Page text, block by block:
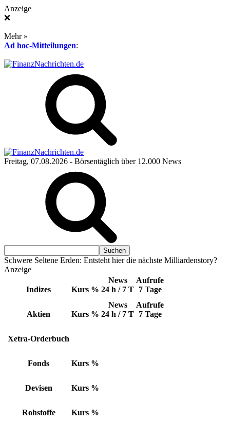
Anzeige
❌
Mehr »
Ad hoc-Mitteilungen:
Freitag, 07.08.2026 - Börsentäglich über 12.000 News
Schwere Seltene Erden: Entsteht hier die nächste Milliardenstory?
Anzeige
Indizes Kurs %
News
24 h / 7 T
Aufrufe
7 Tage
Aktien Kurs %
News
24 h / 7 T
Aufrufe
7 Tage
Xetra-Orderbuch
Fonds Kurs %
Devisen Kurs %
Rohstoffe Kurs %